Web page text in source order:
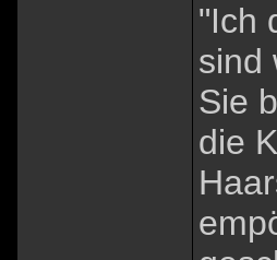
"Ich
sind
Sie
die